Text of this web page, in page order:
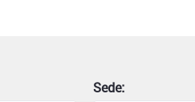
Sede: